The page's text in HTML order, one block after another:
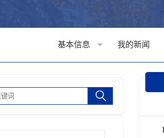
基本信息 我的新闻